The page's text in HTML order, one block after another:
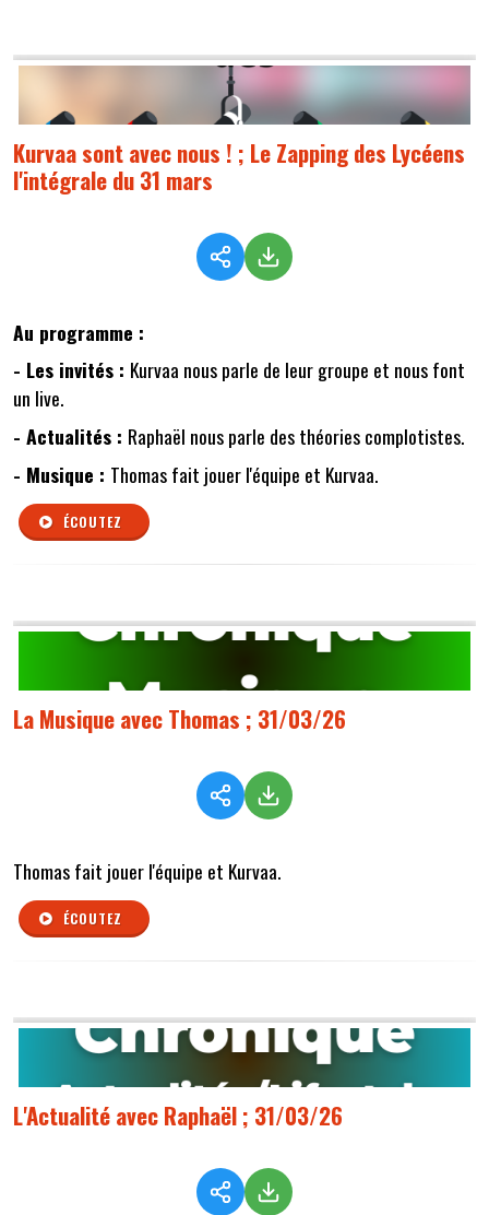
Kurvaa sont avec nous ! ; Le Zapping des Lycéens
l'intégrale du 31 mars
Au programme :
- Les invités : Kurvaa nous parle de leur groupe et nous font
un live.
- Actualités : Raphaël nous parle des théories complotistes.
- Musique : Thomas fait jouer l'équipe et Kurvaa.
ÉCOUTEZ
La Musique avec Thomas ; 31/03/26
Thomas fait jouer l'équipe et Kurvaa.
ÉCOUTEZ
L'Actualité avec Raphaël ; 31/03/26